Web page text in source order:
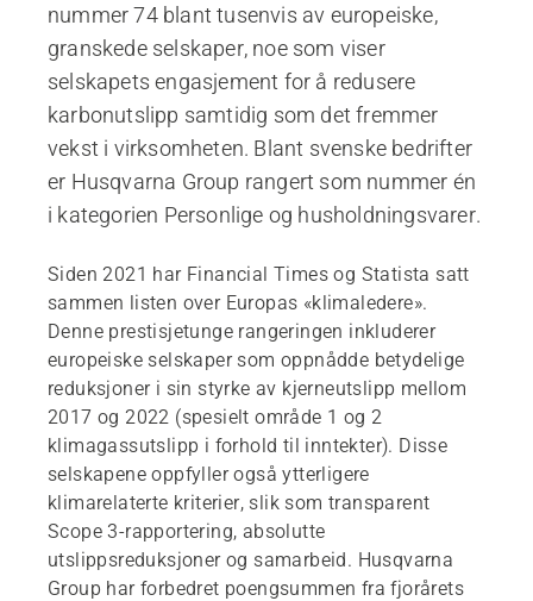
nummer 74 blant tusenvis av europeiske,
granskede selskaper, noe som viser
selskapets engasjement for å redusere
karbonutslipp samtidig som det fremmer
vekst i virksomheten. Blant svenske bedrifter
er Husqvarna Group rangert som nummer én
i kategorien Personlige og husholdningsvarer.
Siden 2021 har Financial Times og Statista satt
sammen listen over Europas «klimaledere».
Denne prestisjetunge rangeringen inkluderer
europeiske selskaper som oppnådde betydelige
reduksjoner i sin styrke av kjerneutslipp mellom
2017 og 2022 (spesielt område 1 og 2
klimagassutslipp i forhold til inntekter). Disse
selskapene oppfyller også ytterligere
klimarelaterte kriterier, slik som transparent
Scope 3-rapportering, absolutte
utslippsreduksjoner og samarbeid. Husqvarna
Group har forbedret poengsummen fra fjorårets